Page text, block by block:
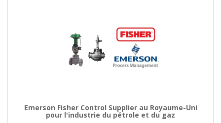
Emerson Fisher Control Supplier au Royaume-Uni
pour l'industrie du pétrole et du gaz